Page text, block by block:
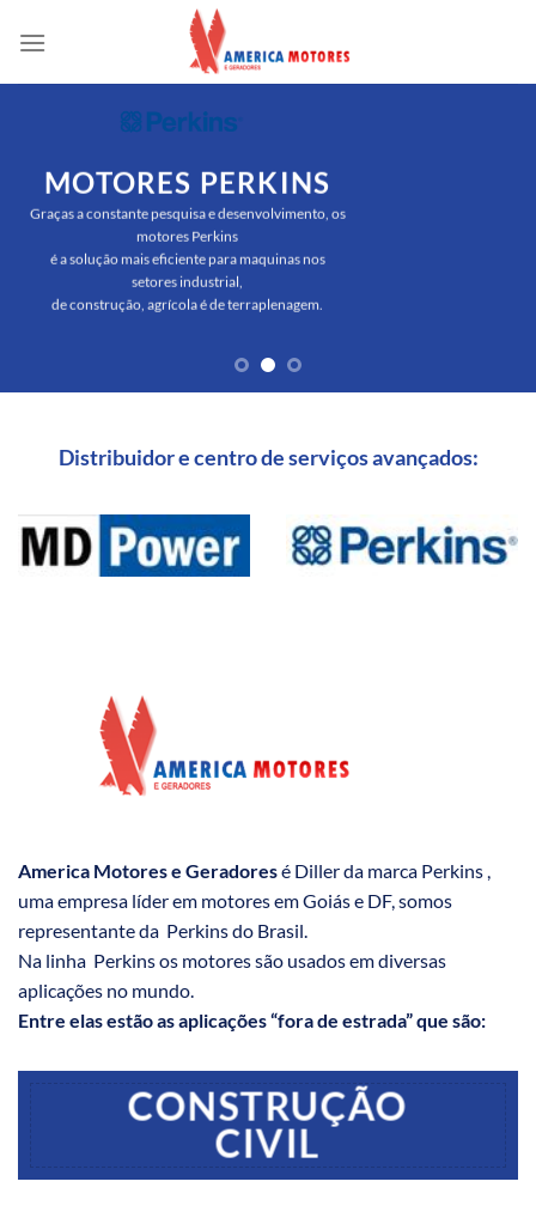
MOTORES PERKINS
Graças a constante pesquisa e desenvolvimento, os
motores Perkins
é a solução mais eficiente para maquinas nos
setores industrial,
de construção, agrícola é de terraplenagem.
Distribuidor e centro de serviços avançados:
America Motores e Geradoresé Diller da marca Perkins ,
uma empresa líder em motores em Goiás e DF, somos
representante da Perkins do Brasil.
Na linha Perkins os motores são usados em diversas
aplicações no mundo.
Entre elas estão as aplicações “fora de estrada” que são:
CONSTRUÇÃO
CIVIL